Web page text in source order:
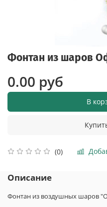
Фонтан из шаров
(0)
0.00 руб
В
Описание
Фонтан из воздушных шаров